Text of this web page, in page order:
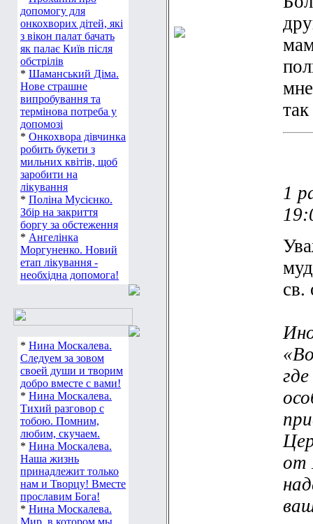
допомогу для
онкохворих дітей, які
з вікон палат бачать
як палає Київ після
обстрілів
* Шаманський Діма.
Нове страшне
випробування та
термінова потреба у
допомозі
* Онкохвора дівчинка
робить букети з
мильних квітів, щоб
заробити на
лікування
* Поліна Мусієнко.
Збір на закриття
боргу за обстеження
* Ангелінка
Моргуненко. Новий
етап лікування -
необхідна допомога!
* Нина Москалева.
Следуем за зовом
своей души и творим
добро вместе с вами!
* Нина Москалева.
Тихий разговор с
тобою. Помним,
любим, скучаем.
* Нина Москалева.
Наша жизнь
принадлежит только
нам и Творцу! Вместе
прославим Бога!
* Нина Москалева.
Мир, в котором мы
1
св.
от